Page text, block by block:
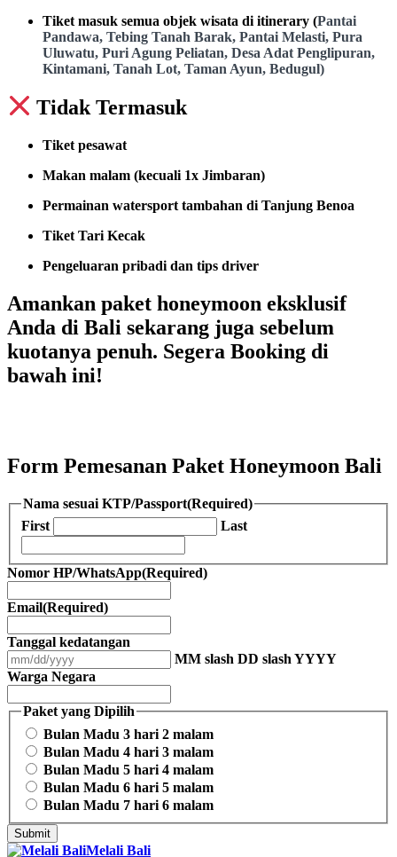
Tiket masuk semua objek wisata di itinerary (Pantai
Pandawa, Tebing Tanah Barak, Pantai Melasti, Pura
Uluwatu, Puri Agung Peliatan, Desa Adat Penglipuran,
Kintamani, Tanah Lot, Taman Ayun, Bedugul)
Tidak Termasuk
Tiket pesawat
Makan malam (kecuali 1x Jimbaran)
Permainan watersport tambahan di Tanjung Benoa
Tiket Tari Kecak
Pengeluaran pribadi dan tips driver
Amankan paket honeymoon eksklusif
Anda di Bali sekarang juga sebelum
kuotanya penuh. Segera Booking di
bawah ini!
Form Pemesanan Paket Honeymoon Bali
Nama sesuai KTP/Passport(Required)
First
Last
Nomor HP/WhatsApp(Required)
Email(Required)
Tanggal kedatangan
MM slash DD slash YYYY
Warga Negara
Paket yang Dipilih
Bulan Madu 3 hari 2 malam
Bulan Madu 4 hari 3 malam
Bulan Madu 5 hari 4 malam
Bulan Madu 6 hari 5 malam
Bulan Madu 7 hari 6 malam
Melali Bali